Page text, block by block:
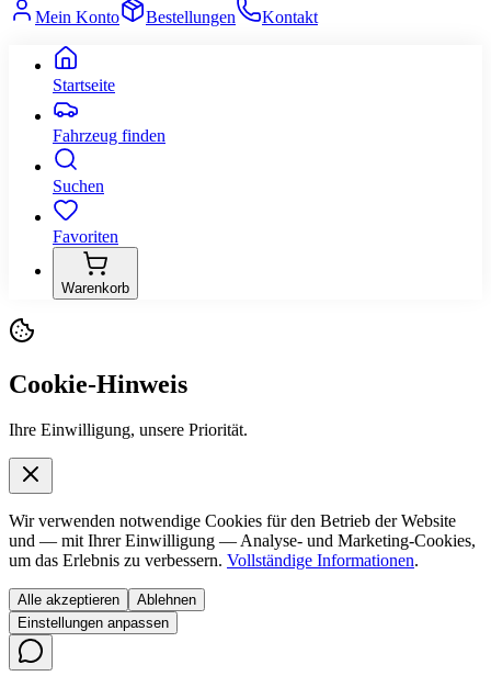
Mein Konto Bestellungen Kontakt
Startseite
Fahrzeug finden
Suchen
Favoriten
Warenkorb
Cookie-Hinweis
Ihre Einwilligung, unsere Priorität.
Wir verwenden notwendige Cookies für den Betrieb der Website
und — mit Ihrer Einwilligung — Analyse- und Marketing-Cookies,
um das Erlebnis zu verbessern. Vollständige Informationen.
Alle akzeptieren
Ablehnen
Einstellungen anpassen